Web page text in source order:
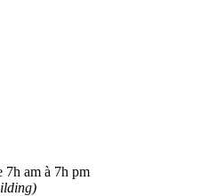
7h am à 7h pm